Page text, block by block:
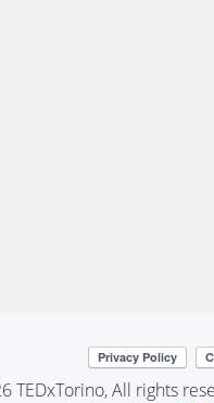
TEDxTorino, All rights